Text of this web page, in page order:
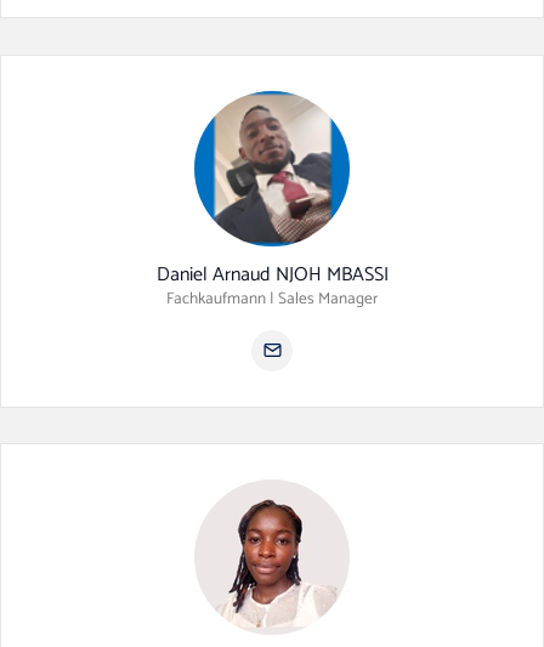
Daniel Arnaud NJOH MBASSI
Fachkaufmann | Sales Manager